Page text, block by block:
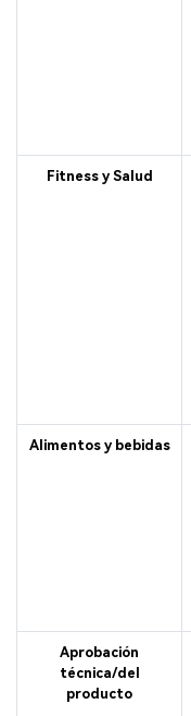
Fitness y Salud
Alimentos y bebidas
Aprobación
técnica/del
producto